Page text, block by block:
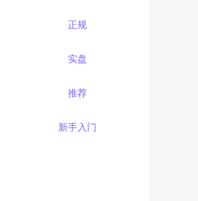
正规
实盘
推荐
新手入门